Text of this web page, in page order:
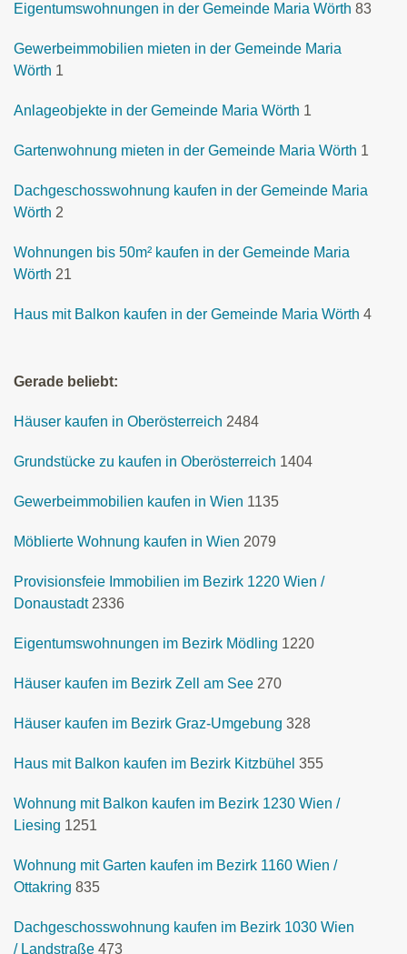
Eigentumswohnungen in der Gemeinde Maria Wörth 83
Gewerbeimmobilien mieten in der Gemeinde Maria
Wörth 1
Anlageobjekte in der Gemeinde Maria Wörth 1
Gartenwohnung mieten in der Gemeinde Maria Wörth 1
Dachgeschosswohnung kaufen in der Gemeinde Maria
Wörth 2
Wohnungen bis 50m² kaufen in der Gemeinde Maria
Wörth 21
Haus mit Balkon kaufen in der Gemeinde Maria Wörth 4
Gerade beliebt:
Häuser kaufen in Oberösterreich 2484
Grundstücke zu kaufen in Oberösterreich 1404
Gewerbeimmobilien kaufen in Wien 1135
Möblierte Wohnung kaufen in Wien 2079
Provisionsfeie Immobilien im Bezirk 1220 Wien /
Donaustadt 2336
Eigentumswohnungen im Bezirk Mödling 1220
Häuser kaufen im Bezirk Zell am See 270
Häuser kaufen im Bezirk Graz-Umgebung 328
Haus mit Balkon kaufen im Bezirk Kitzbühel 355
Wohnung mit Balkon kaufen im Bezirk 1230 Wien /
Liesing 1251
Wohnung mit Garten kaufen im Bezirk 1160 Wien /
Ottakring 835
Dachgeschosswohnung kaufen im Bezirk 1030 Wien
/ Landstraße 473